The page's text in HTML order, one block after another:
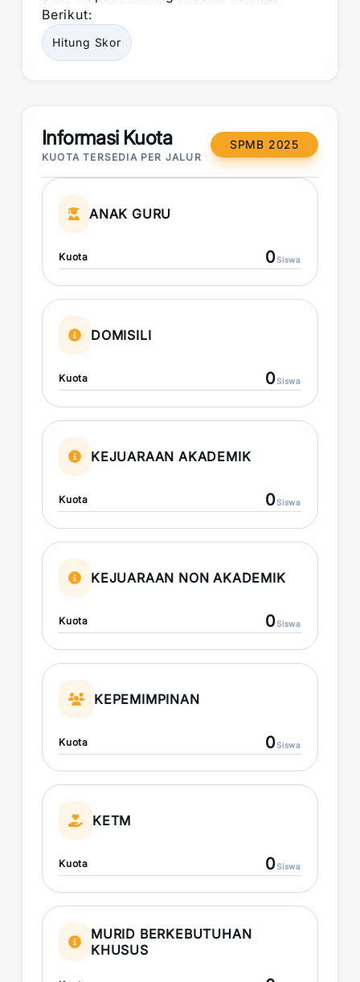
Berikut:
Hitung Skor
Informasi Kuota
KUOTA TERSEDIA PER JALUR
SPMB 2025
ANAK GURU
Kuota 0Siswa
DOMISILI
Kuota 0Siswa
KEJUARAAN AKADEMIK
Kuota 0Siswa
KEJUARAAN NON AKADEMIK
Kuota 0Siswa
KEPEMIMPINAN
Kuota 0Siswa
KETM
Kuota 0Siswa
MURID BERKEBUTUHAN
KHUSUS